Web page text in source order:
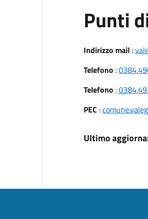
Punti
Indirizzo mail:
Telefono :
Telefono :
PEC :
Ultimo